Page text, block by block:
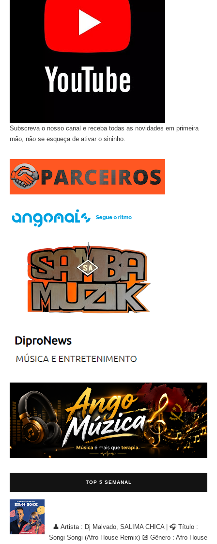
Subscreva o nosso canal e receba todas as novidades em primeira
mão, não se esqueça de ativar o sininho.
TOP 5 SEMANAL
👤 Artista : Dj Malvado, SALIMA CHICA | 🎧 Título :
Songi Songi (Afro House Remix) 💽 Gênero : Afro House